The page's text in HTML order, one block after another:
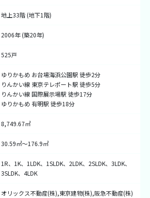
地上33階 (地下1階)
2006年 (築20年)
525戸
ゆりかもめ お台場海浜公園駅 徒歩2分
りんかい線 東京テレポート駅 徒歩5分
りんかい線 国際展示場駅 徒歩17分
ゆりかもめ 有明駅 徒歩18分
8,749.67㎡
30.59㎡〜176.9㎡
1R、1K、1LDK、1SLDK、2LDK、2SLDK、3LDK、
3SLDK、4LDK
オリックス不動産(株),東京建物(株),阪急不動産(株)